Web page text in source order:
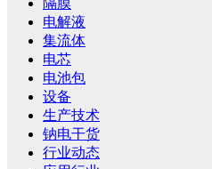
隔膜
电解液
集流体
电芯
电池包
设备
生产技术
钠电干货
行业动态